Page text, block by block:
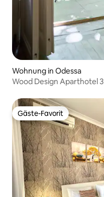
Wohnung in Odessa
Wood Design Aparthotel 3
Gäste-Favorit
Gäste-Favorit